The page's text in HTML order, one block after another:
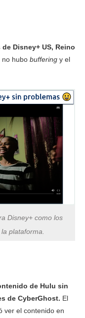
Disney+ US, Reino
no hubo buffering y el
Disney+ como los
plataforma.
de Hulu sin
de CyberGhost. El
ver el contenido en